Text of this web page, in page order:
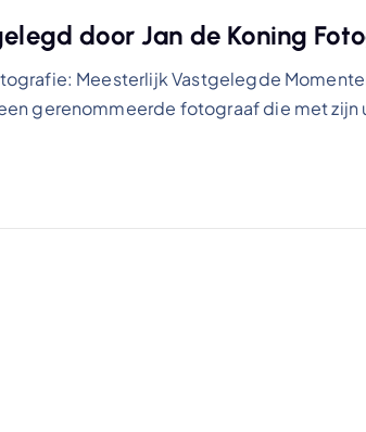
door Jan de Koning
Meesterlijk Vastgelegde
gerenommeerde fotograaf die met zijn